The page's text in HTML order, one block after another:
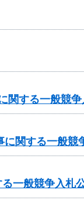
関する一般競争
関する一般競
一般競争入札